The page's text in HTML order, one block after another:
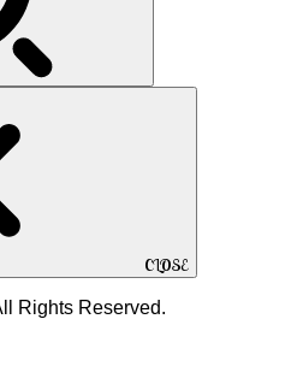
CLOSE
Rights Reserved.